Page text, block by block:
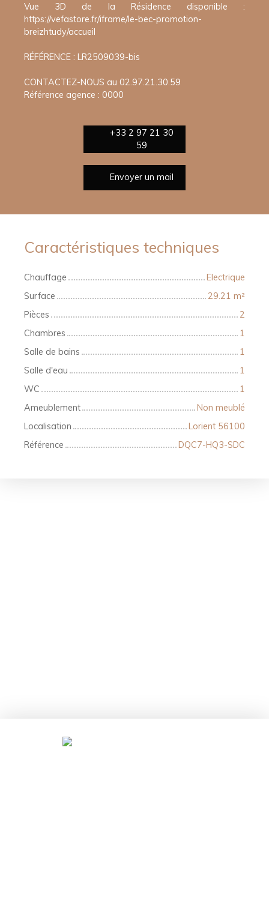
Vue 3D de la Résidence disponible :
https://vefastore.fr/iframe/le-bec-promotion-
breizhtudy/accueil
RÉFÉRENCE : LR2509039-bis
CONTACTEZ-NOUS au 02.97.21.30.59
Référence agence : 0000
+33 2 97 21 30
59
Envoyer un mail
Caractéristiques techniques
Chauffage
Electrique
Surface
29.21 m²
Pièces
2
Chambres
1
Salle de bains
1
Salle d'eau
1
WC
1
Ameublement
Non meublé
Localisation
Lorient 56100
Référence
DQC7-HQ3-SDC